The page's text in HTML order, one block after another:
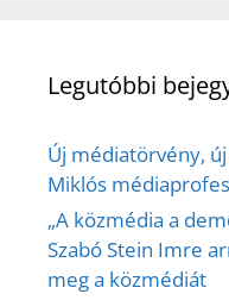
Legutóbbi
Új médiatörvény,
Miklós
„A közmédia a
Szabó Stein Imre
meg a közmédiát